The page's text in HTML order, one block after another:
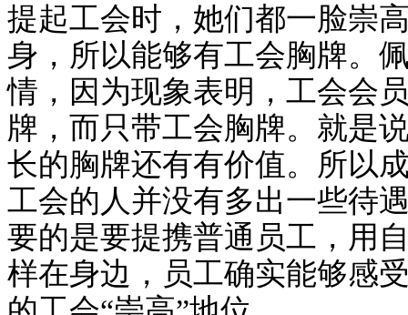
提起工会时，她们都一脸崇
身，所以能够有工会胸牌。
情，因为现象表明，工会会
牌，而只带工会胸牌。就是
长的胸牌还有有价值。所以
工会的人并没有多出一些待
要的是要提携普通员工，用
样在身边，员工确实能够感